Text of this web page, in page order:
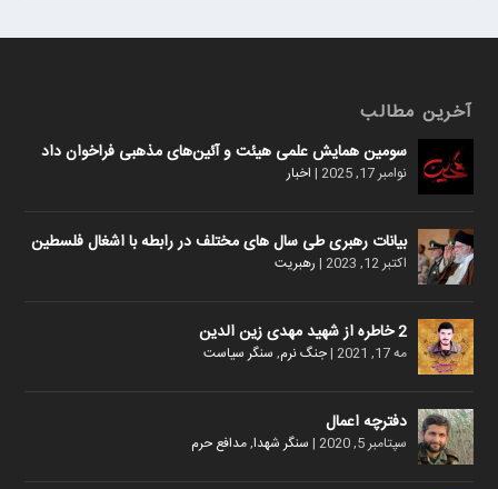
آخرین مطالب
سومین همایش علمی هیئت و آئین‌های مذهبی فراخوان داد
نوامبر 17, 2025 | اخبار
بیانات رهبری طی سال های مختلف در رابطه با اشغال فلسطین
اکتبر 12, 2023 | رهبریت
2 خاطره از شهید مهدی زین الدین
مه 17, 2021 |جنگ نرم, سنگر سیاست
دفترچه اعمال
سپتامبر 5, 2020 | سنگر شهدا,مدافع حرم